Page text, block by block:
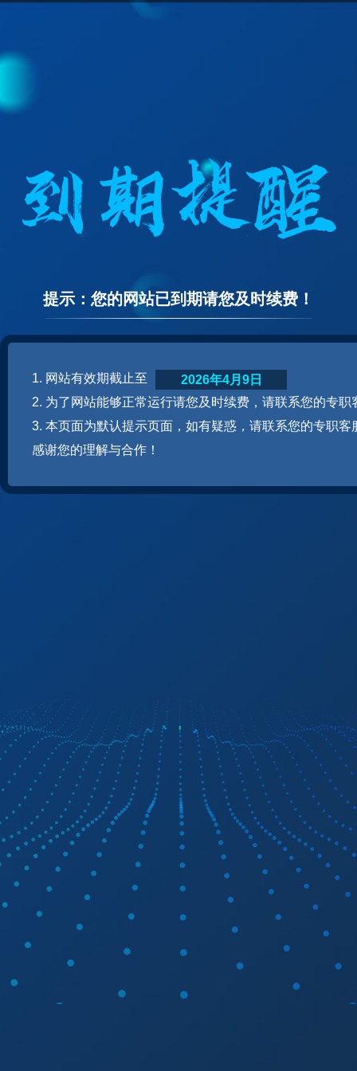
提示：您的网站已到期请您及时续费！
1. 网站有效期截止至
2. 为了网站能够正常运行请您及时续费，请联系您的专职
3. 本页面为默认提示页面，如有疑惑，请联系您的专职客
感谢您的理解与合作！
2026年4月9日